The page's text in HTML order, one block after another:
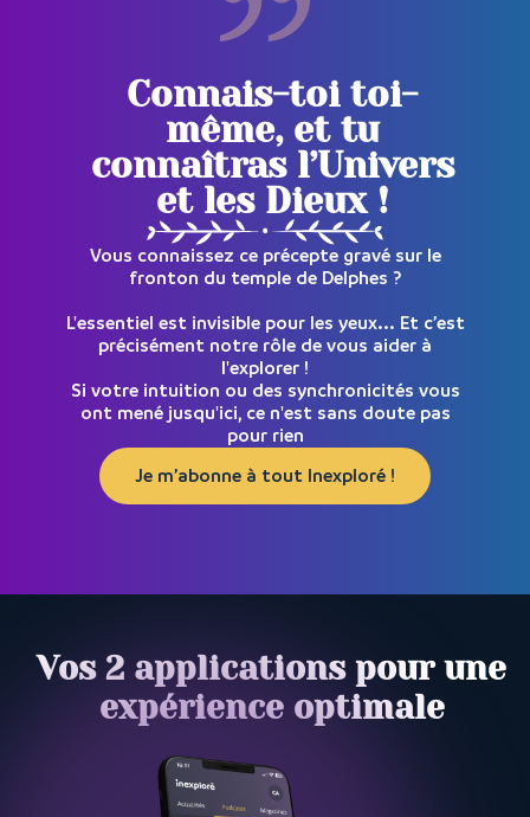
Connais-toi toi-
même, et tu
connaîtras l’Univers
et les Dieux !
Vous connaissez ce précepte gravé sur le
fronton du temple de Delphes ?
L'essentiel est invisible pour les yeux... Et c’est
précisément notre rôle de vous aider à
l'explorer !
Si votre intuition ou des synchronicités vous
ont mené jusqu'ici, ce n'est sans doute pas
pour rien
Je m’abonne à tout Inexploré !
Vos 2 applications pour une
expérience optimale